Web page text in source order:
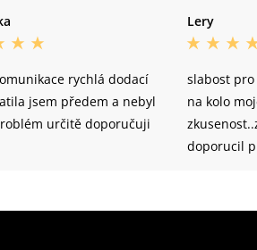
rychlá dodací
jsem předem a nebyl
určitě doporučuji
Lery
slabost pro
na kolo
doporucil